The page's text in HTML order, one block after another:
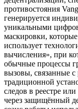
противостояния
генерируется
уникальными
маскировки,
использует
вычисления», при
обычные процессы
вызовы, связанные с
традиционной
следов в реестре
через защищённый